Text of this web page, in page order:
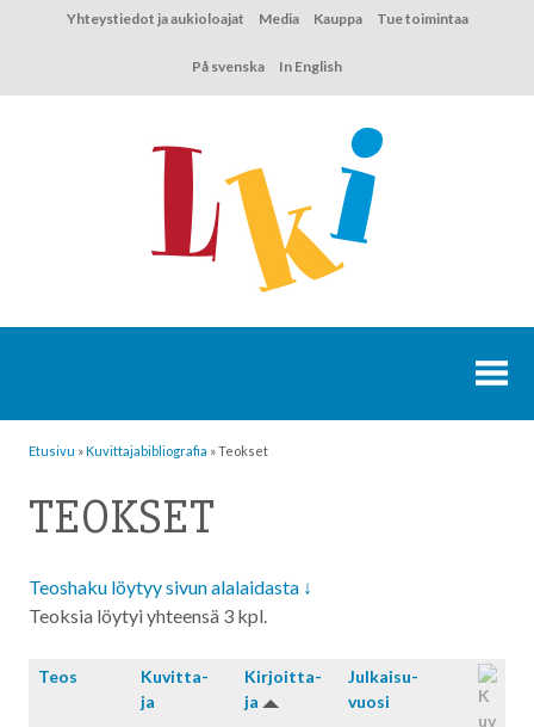
Yhteystiedot ja aukioloajat Media Kauppa Tue toimintaa
På svenska In English
Etusivu »Kuvittaja­bibliografia »Teokset
TEOKSET
Teoshaku löytyy sivun alalaidasta ↓
Teoksia löytyi yhteensä 3 kpl.
Teos
Kuvitta­
ja
Kirjoitta­
ja
Julkaisu­
vuosi